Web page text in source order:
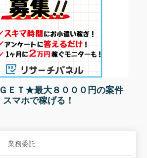
ＥＴ★最大８０００円の案件
マホで稼げる！
業務委託